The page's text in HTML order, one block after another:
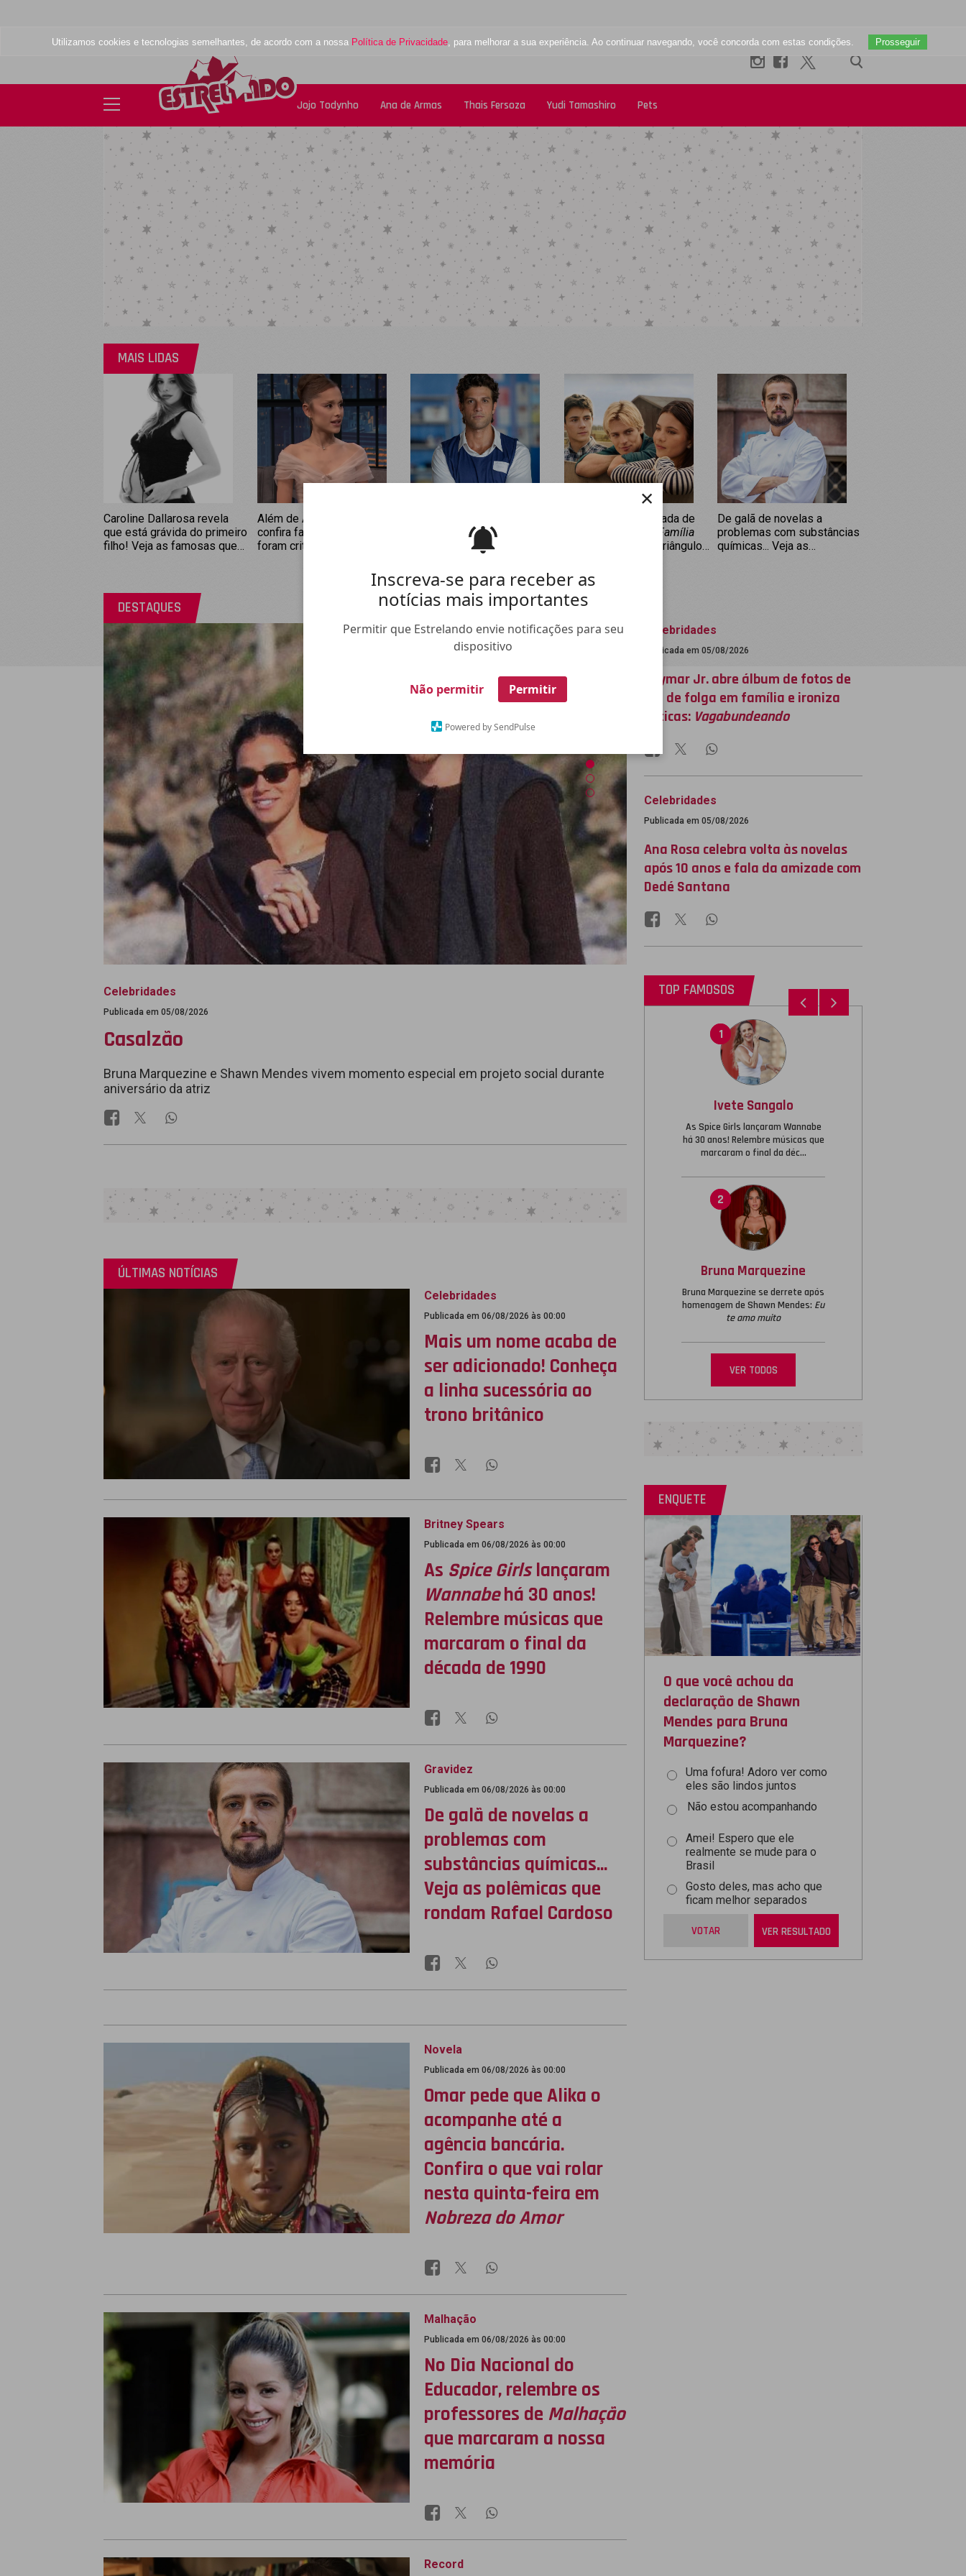
Inscreva-se para receber as
notícias mais importantes
Permitir que Estrelando envie notificações para seu
dispositivo
Não permitir Permitir
Powered by SendPulse
×
Utilizamos cookies e tecnologias semelhantes, de acordo com a nossa Política de Privacidade, para melhorar a sua experiência. Ao continuar navegando, você concorda com estas condições. Prosseguir
Jojo Todynho Ana de Armas Thais Fersoza Yudi Tamashiro Pets
MAIS LIDAS
Caroline Dallarosa revela
que está grávida do primeiro
filho! Veja as famosas que
Além de Ariana Grande,
confira famosas que já
foram criticadas pelos
rolar nesta quinta-feira na
Com a nova temporada de
Minha Vida com a Família
... Confira os triângulos
De galã de novelas a
problemas com substâncias
químicas... Veja as
DESTAQUES
Celebridades
Publicada em 05/08/2026
Casalzão
Bruna Marquezine e Shawn Mendes vivem momento especial em projeto social durante
aniversário da atriz
ÚLTIMAS NOTÍCIAS
Celebridades
Publicada em 06/08/2026 às 00:00
Mais um nome acaba de
ser adicionado! Conheça
a linha sucessória ao
trono britânico
Britney Spears
Publicada em 06/08/2026 às 00:00
As Spice Girlslançaram
Wannabehá 30 anos!
Relembre músicas que
marcaram o final da
década de 1990
Gravidez
Publicada em 06/08/2026 às 00:00
De galã de novelas a
problemas com
substâncias químicas...
Veja as polêmicas que
rondam Rafael Cardoso
Novela
Publicada em 06/08/2026 às 00:00
Omar pede que Alika o
acompanhe até a
agência bancária.
Confira o que vai rolar
nesta quinta-feira em
Nobreza do Amor
Malhação
Publicada em 06/08/2026 às 00:00
No Dia Nacional do
Educador, relembre os
professores de Malhação
que marcaram a nossa
memória
Record
Celebridades
Publicada em 05/08/2026
Neymar Jr. abre álbum de fotos de
dia de folga em família e ironiza
críticas: Vagabundeando
Celebridades
Publicada em 05/08/2026
Ana Rosa celebra volta às novelas
após 10 anos e fala da amizade com
Dedé Santana
TOP FAMOSOS
1
Ivete Sangalo
As Spice Girls lançaram Wannabe
há 30 anos! Relembre músicas que
marcaram o final da déc...
2
Bruna Marquezine
Bruna Marquezine se derrete após
homenagem de Shawn Mendes: Eu
te amo muito
VER TODOS
ENQUETE
O que você achou da
declaração de Shawn
Mendes para Bruna
Marquezine?
Uma fofura! Adoro ver como
eles são lindos juntos
Não estou acompanhando
Amei! Espero que ele
realmente se mude para o
Brasil
Gosto deles, mas acho que
ficam melhor separados
VOTAR VER RESULTADO